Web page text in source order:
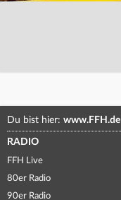
Du bist hier: www.FFH.de
RADIO
FFH Live
80er Radio
90er Radio